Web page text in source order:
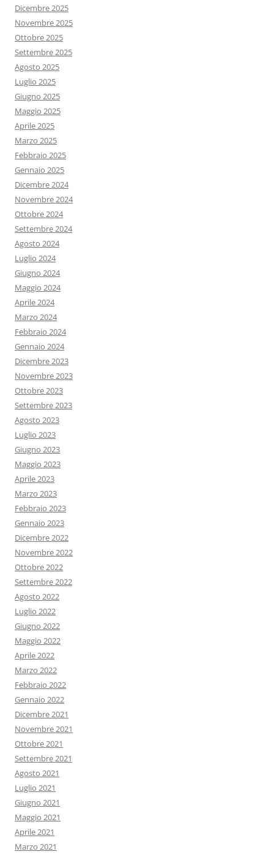
Dicembre 2025
Novembre 2025
Ottobre 2025
Settembre 2025
Agosto 2025
Luglio 2025
Giugno 2025
Maggio 2025
Aprile 2025
Marzo 2025
Febbraio 2025
Gennaio 2025
Dicembre 2024
Novembre 2024
Ottobre 2024
Settembre 2024
Agosto 2024
Luglio 2024
Giugno 2024
Maggio 2024
Aprile 2024
Marzo 2024
Febbraio 2024
Gennaio 2024
Dicembre 2023
Novembre 2023
Ottobre 2023
Settembre 2023
Agosto 2023
Luglio 2023
Giugno 2023
Maggio 2023
Aprile 2023
Marzo 2023
Febbraio 2023
Gennaio 2023
Dicembre 2022
Novembre 2022
Ottobre 2022
Settembre 2022
Agosto 2022
Luglio 2022
Giugno 2022
Maggio 2022
Aprile 2022
Marzo 2022
Febbraio 2022
Gennaio 2022
Dicembre 2021
Novembre 2021
Ottobre 2021
Settembre 2021
Agosto 2021
Luglio 2021
Giugno 2021
Maggio 2021
Aprile 2021
Marzo 2021